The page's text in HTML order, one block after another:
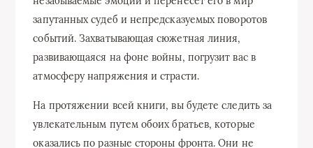
запутанных судеб и непредсказуемых поворотов
событий. Захватывающая сюжетная линия,
развивающаяся на фоне войны, погрузит вас в
атмосферу напряжения и страсти.
На протяжении всей книги, вы будете следить за
увлекательным путем обоих братьев, которые
оказались по разные стороны фронта. Они не